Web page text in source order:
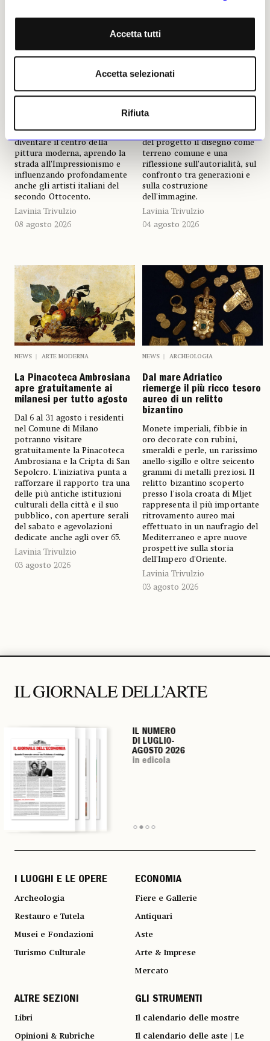
Accetta tutti
Accetta selezionati
Rifiuta
lezione di Pescara
dedica una mostra alla Scuola
la prima volta l'intero nucleo
francese della propria
collezione. Un percorso che
ricostruisce la stagione in cui
semplice sfondo narrativo per
diventare il centro della
pittura moderna, aprendo la
strada all'Impressionismo e
influenzando profondamente
anche gli artisti italiani del
secondo Ottocento.
Lavinia Trivulzio
08 agosto 2026
Firenze
La Galleria Poggiali presenta
nel corso di mesi di lavoro
collettivo CANEMORTO. Due
mostre autonome, allestite in
due sedi distinte della galleria,
raccontano uno stesso
prospettive opposte. Al centro
del progetto il disegno come
terreno comune e una
riflessione sull'autorialità, sul
confronto tra generazioni e
sulla costruzione
dell'immagine.
Lavinia Trivulzio
04 agosto 2026
NEWS ARTE MODERNA
La Pinacoteca Ambrosiana
apre gratuitamente ai
milanesi per tutto agosto
Dal 6 al 31 agosto i residenti
nel Comune di Milano
potranno visitare
gratuitamente la Pinacoteca
Ambrosiana e la Cripta di San
Sepolcro. L'iniziativa punta a
rafforzare il rapporto tra una
delle più antiche istituzioni
culturali della città e il suo
pubblico, con aperture serali
del sabato e agevolazioni
dedicate anche agli over 65.
Lavinia Trivulzio
03 agosto 2026
NEWS ARCHEOLOGIA
Dal mare Adriatico
riemerge il più ricco tesoro
aureo di un relitto
bizantino
Monete imperiali, fibbie in
oro decorate con rubini,
smeraldi e perle, un rarissimo
anello-sigillo e oltre seicento
grammi di metalli preziosi. Il
relitto bizantino scoperto
presso l'isola croata di Mljet
rappresenta il più importante
ritrovamento aureo mai
effettuato in un naufragio del
Mediterraneo e apre nuove
prospettive sulla storia
dell'Impero d'Oriente.
Lavinia Trivulzio
03 agosto 2026
IL NUMERO
DI LUGLIO-
AGOSTO 2026
in edicola
IL NUMERO
DI LUGLIO-
AGOSTO 2026
in edicola
IL NUMERO
DI LUGLIO-
AGOSTO 2026
in edicola
IL NUMERO
DI LUGLIO-
AGOSTO 2026
in edicola
I LUOGHI E LE OPERE
Archeologia
Restauro e Tutela
Musei e Fondazioni
Turismo Culturale
ECONOMIA
Fiere e Gallerie
Antiquari
Aste
Arte & Imprese
Mercato
ALTRE SEZIONI
Libri
Opinioni & Rubriche
GLI STRUMENTI
Il calendario delle mostre
Il calendario delle aste | Le